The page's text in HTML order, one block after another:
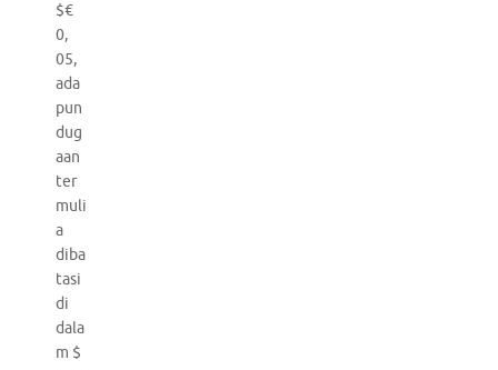
$€
0,
05,
ada
pun
dug
aan
ter
muli
a
diba
tasi
di
dala
m $